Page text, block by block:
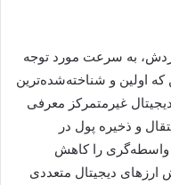
به سرعت مورد توجه
اولین و شناخته‌شده‌ترین
غیرمتمرکز معرفی
و ذخیره پول در
واسطه‌گری را کاهش
ارزهای دیجیتال متعددی